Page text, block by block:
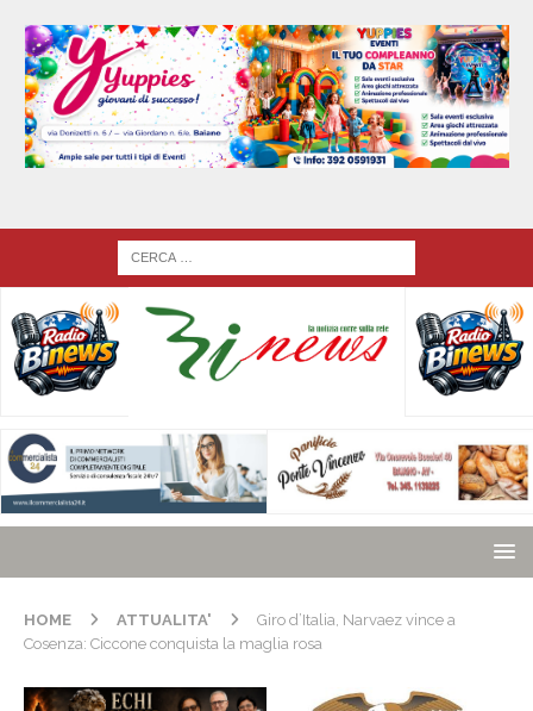
HOME ATTUALITA'
Giro d’Italia, Narvaez vince a
Cosenza: Ciccone conquista la maglia rosa